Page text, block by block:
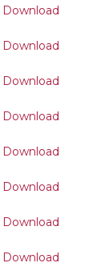
Download
Download
Download
Download
Download
Download
Download
Download